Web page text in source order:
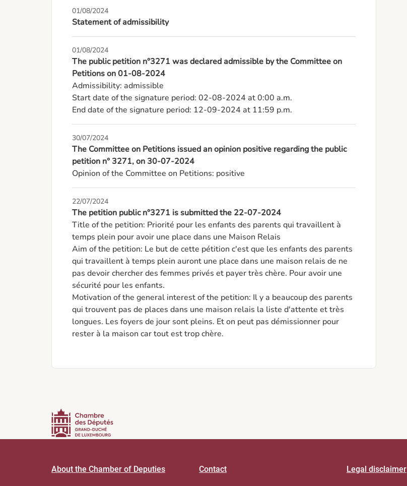
01/08/2024
Statement of admissibility
01/08/2024
The public petition n°3271 was declared admissible by the Committee on
Petitions on 01-08-2024
Admissibility: admissible
Start date of the signature period: 02-08-2024 at 0:00 a.m.
End date of the signature period: 12-09-2024 at 11:59 p.m.
30/07/2024
The Committee on Petitions issued an opinion positive regarding the public
petition n° 3271, on 30-07-2024
Opinion of the Committee on Petitions: positive
22/07/2024
The petition public n°3271 is submitted the 22-07-2024
Title of the petition: Priorité pour les enfants des parents qui travaillent à
temps plein pour avoir une place dans une Maison Relais
Aim of the petition: Le but de cette pétition c'est que les enfants des parents
qui travaillent à temps plein auront une place dans une maison relais de ne
pas devoir chercher des femmes privés et payer très chère. Pour avoir une
sécurité pour les enfants.
Motivation of the general interest of the petition: Il y a beaucoup des parents
qui trouvent pas de places dans une maison relais la liste d'attente et très
longues. Les foyers de jour sont pleins. Et on peut pas démissionner pour
rester à la maison car tout est trop chère.
About the Chamber of Deputies Contact Legal disclaimer